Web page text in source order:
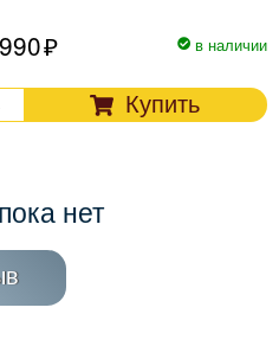
в наличии
Купить
нет